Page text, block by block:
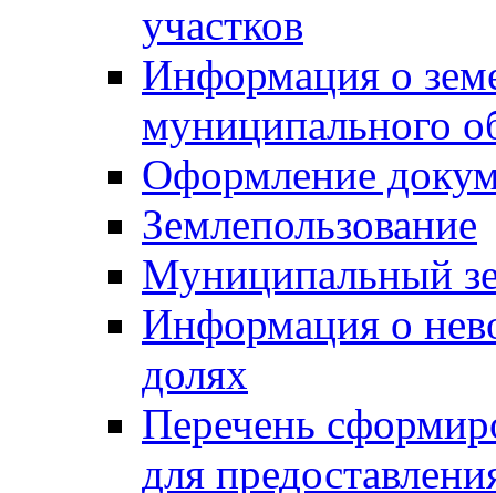
участков
Информация о
муниципального
Оформление
Землепользование
Муниципальный
Информация о
долях
Перечень
для